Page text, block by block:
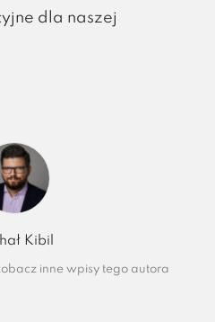
dla naszej
Kibil
inne wpisy tego autora